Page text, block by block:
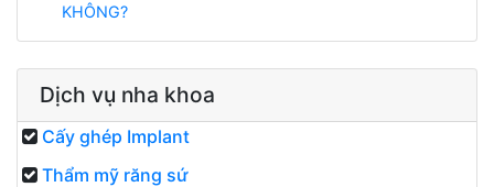
KHÔNG?
Dịch vụ nha khoa
Cấy ghép Implant
Thẩm mỹ răng sứ